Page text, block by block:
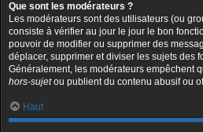
Que sont les modérateurs ?
Les modérateurs sont des utilisateurs (ou
consiste à vérifier au jour le jour le bon
pouvoir de modifier ou supprimer des
déplacer, supprimer et diviser les sujets des
Généralement, les modérateurs empêchent
hors-sujetou publient du contenu abusif ou
Haut